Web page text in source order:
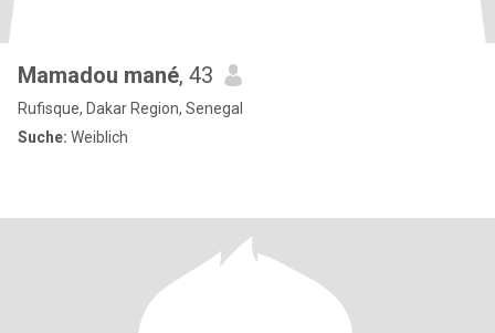
Mamadou mané, 43
Rufisque, Dakar Region, Senegal
Suche: Weiblich